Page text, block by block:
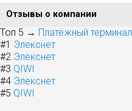
Отзывы о компании
Топ 5 → Платёжный терминал
#1 Элекснет
#2 Элекснет
#3 QIWI
#4 Элекснет
#5 QIWI